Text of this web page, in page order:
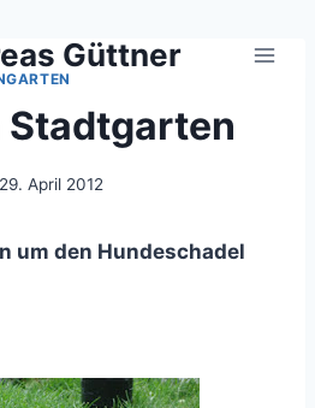
Güttner
Stadtgarten
29. April 2012
um den Hundeschadel